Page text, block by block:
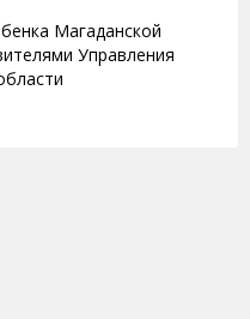
Магаданской
Управления